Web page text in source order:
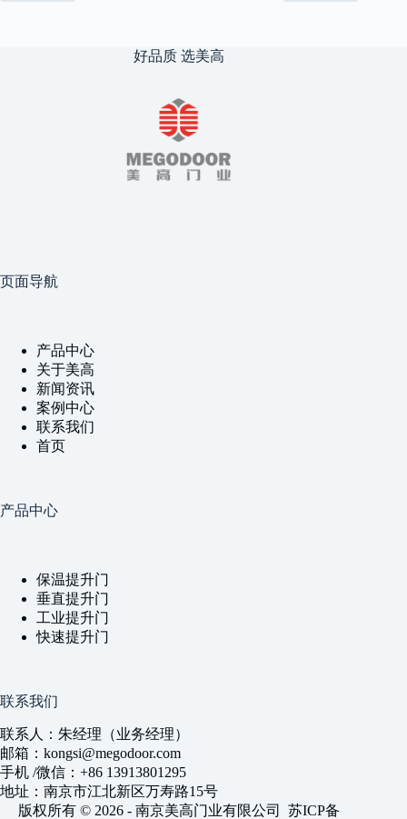
好品质 选美高
页面导航
产品中心
关于美高
新闻资讯
案例中心
联系我们
首页
产品中心
保温提升门
垂直提升门
工业提升门
快速提升门
联系我们
联系人：朱经理（业务经理）
邮箱：kongsi@megodoor.com
手机 /微信：+86 13913801295
地址：南京市江北新区万寿路15号
版权所有 © 2026 - 南京美高门业有限公司苏ICP备